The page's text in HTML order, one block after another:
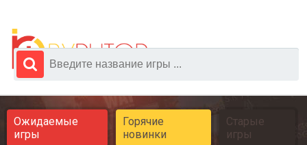
Ожидаемые
игры
Горячие
новинки
Старые
игры